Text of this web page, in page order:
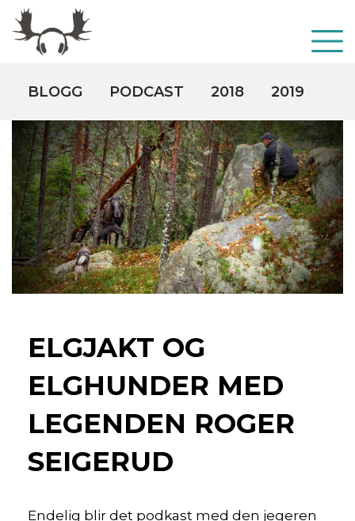
BLOGG PODCAST 2018 2019
ELGJAKT OG
ELGHUNDER MED
LEGENDEN ROGER
SEIGERUD
Endelig blir det podkast med den jegeren